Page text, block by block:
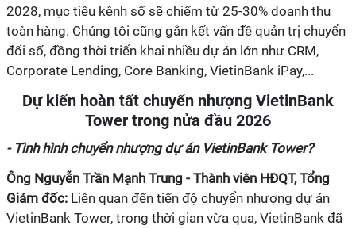
2028, mục tiêu kênh số sẽ chiếm từ 25-30% doanh thu
toàn hàng. Chúng tôi cũng gắn kết vấn đề quản trị chuyển
đổi số, đồng thời triển khai nhiều dự án lớn như CRM,
Corporate Lending, Core Banking, VietinBank iPay,...
Dự kiến hoàn tất chuyển nhượng VietinBank
Tower trong nửa đầu 2026
- Tình hình chuyển nhượng dự án VietinBank Tower?
Ông Nguyễn Trần Mạnh Trung - Thành viên HĐQT, Tổng
Giám đốc: Liên quan đến tiến độ chuyển nhượng dự án
VietinBank Tower, trong thời gian vừa qua, VietinBank đã